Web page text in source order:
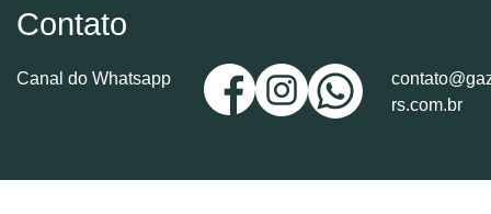
Contato
Canal do Whatsapp
rs.com.br